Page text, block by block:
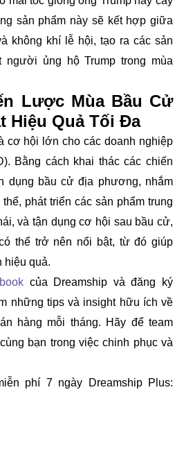
sản phẩm này sẽ kết hợp giữa
không khí lễ hội, tạo ra các sản
người ủng hộ Trump trong mùa
Lược Mùa Bầu Cử
Hiệu Quả Tối Đa
cơ hội lớn cho các doanh nghiệp
Bằng cách khai thác các chiến
dụng bầu cử địa phương, nhắm
phát triển các sản phẩm trung
và tận dụng cơ hội sau bầu cử,
thể trở nên nổi bật, từ đó giúp
hiệu quả.
của Dreamship vàđăng ký
những tips và insight hữu ích về
hàng mỗi tháng. Hãy để team
bạn trong việc chinh phục và
phí 7 ngày Dreamship Plus: